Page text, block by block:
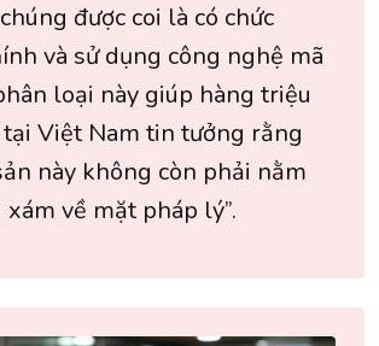
được coi là có chức
và sử dụng công nghệ mã
loại này giúp hàng triệu
Việt Nam tin tưởng rằng
này không còn phải nằm
về mặt pháp lý”.